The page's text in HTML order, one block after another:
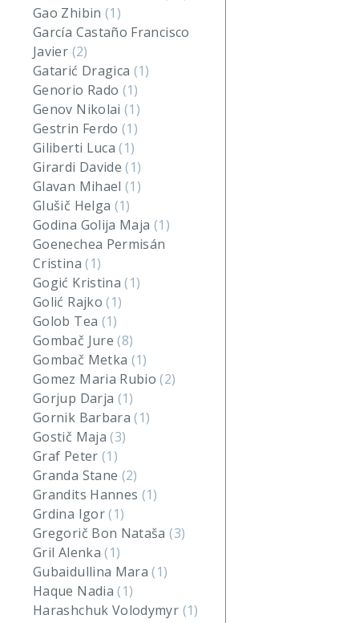
Gao Zhibin (1)
García Castaño Francisco
Javier (2)
Gatarić Dragica (1)
Genorio Rado (1)
Genov Nikolai(1)
Gestrin Ferdo(1)
Giliberti Luca(1)
Girardi Davide(1)
Glavan Mihael(1)
Glušič Helga (1)
Godina Golija Maja (1)
Goenechea Permisán
Cristina(1)
Gogić Kristina(1)
Golić Rajko(1)
Golob Tea (1)
Gombač Jure(8)
Gombač Metka (1)
Gomez Maria Rubio(2)
Gorjup Darja (1)
Gornik Barbara(1)
Gostič Maja(3)
Graf Peter (1)
Granda Stane (2)
Grandits Hannes (1)
Grdina Igor(1)
Gregorič Bon Nataša(3)
Gril Alenka(1)
Gubaidullina Mara(1)
Haque Nadia(1)
Harashchuk Volodymyr (1)